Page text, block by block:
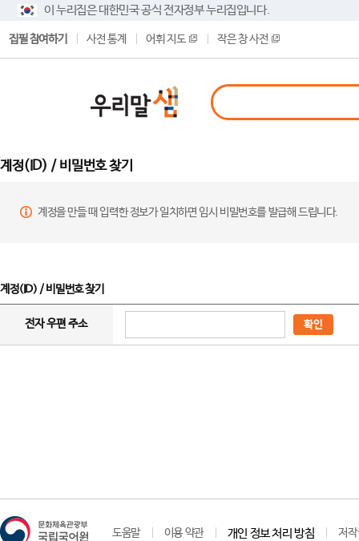
이 누리집은 대한민국 공식 전자정부 누리집입니다.
집필 참여하기 사전 통계 어휘 지도 작은 창 사전
계정(ID) / 비밀번호 찾기
계정을 만들 때 입력한 정보가 일치하면 임시 비밀번호를 발급해 드립니다.
계정(ID) / 비밀번호 찾기
전자 우편 주소 확인
도움말 이용 약관 개인 정보 처리 방침 저